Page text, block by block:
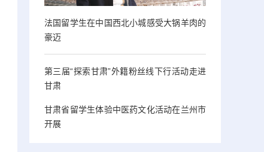
法国留学生在中国西北小城感受大锅羊肉的
豪迈
第三届“探索甘肃”外籍粉丝线下行活动走进
甘肃
甘肃省留学生体验中医药文化活动在兰州市
开展